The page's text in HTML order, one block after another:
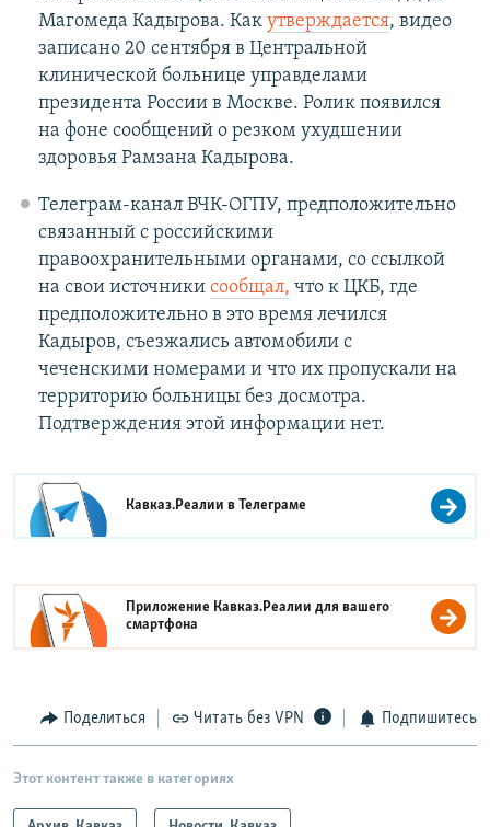
Магомеда Кадырова. Как утверждается, видео
записано 20 сентября в Центральной
клинической больнице управделами
президента России в Москве. Ролик появился
на фоне сообщений о резком ухудшении
здоровья Рамзана Кадырова.
Телеграм-канал ВЧК-ОГПУ, предположительно
связанный с российскими
правоохранительными органами, со ссылкой
на свои источники сообщал, что к ЦКБ, где
предположительно в это время лечился
Кадыров, съезжались автомобили с
чеченскими номерами и что их пропускали на
территорию больницы без досмотра.
Подтверждения этой информации нет.
Кавказ.Реалии вТелеграме
Приложение Кавказ.Реалии для вашего
смартфона
Поделиться Читать без VPN Подпишитесь
Этот контент также в категориях